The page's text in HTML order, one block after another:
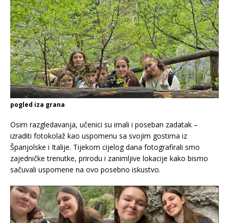
pogled iza grana
Osim razgledavanja, učenici su imali i poseban zadatak –
izraditi fotokolaž kao uspomenu sa svojim gostima iz
Španjolske i Italije. Tijekom cijelog dana fotografirali smo
zajedničke trenutke, prirodu i zanimljive lokacije kako bismo
sačuvali uspomene na ovo posebno iskustvo.